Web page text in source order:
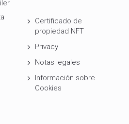
Certificado de
propiedad NFT
Privacy
Notas legales
Información sobre
Cookies